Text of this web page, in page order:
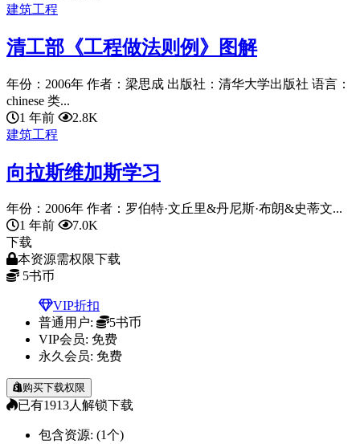
建筑工程
清工部《工程做法则例》图解
年份：2006年 作者：梁思成 出版社：清华大学出版社 语言：
chinese 类...
1 年前
2.8K
建筑工程
向拉斯维加斯学习
年份：2006年 作者：罗伯特·文丘里&丹尼斯·布朗&史蒂文...
1 年前
7.0K
下载
本资源需权限下载
5书币
VIP折扣
普通用户:
5书币
VIP会员: 免费
永久会员: 免费
购买下载权限
已有1913人解锁下载
包含资源: (1个)